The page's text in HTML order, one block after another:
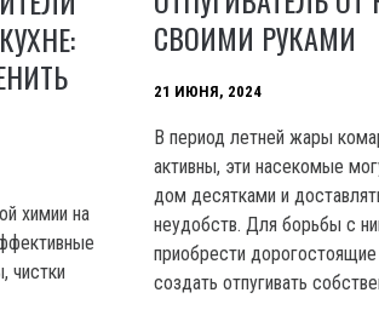
химии на
чистки
СВОИМИ РУКАМИ
21 ИЮНЯ, 2024
В период летней жары
активны, эти насекомые
дом десятками и
неудобств. Для борьбы с
приобрести
создать отпугивать